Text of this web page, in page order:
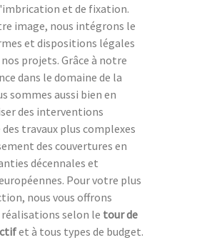
et de fixation.
image, nous intégrons le
et dispositions légales
projets. Grâce à notre
dans le domaine de la
sommes aussi bien en
des interventions
des travaux plus complexes
des couvertures en
décennales et
Pour votre plus
nous vous offrons
selon le tour de
et à tous types de budget.